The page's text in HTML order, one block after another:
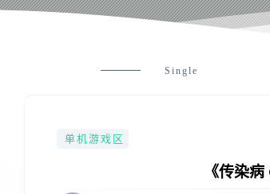
Single
单机游戏区
《传染